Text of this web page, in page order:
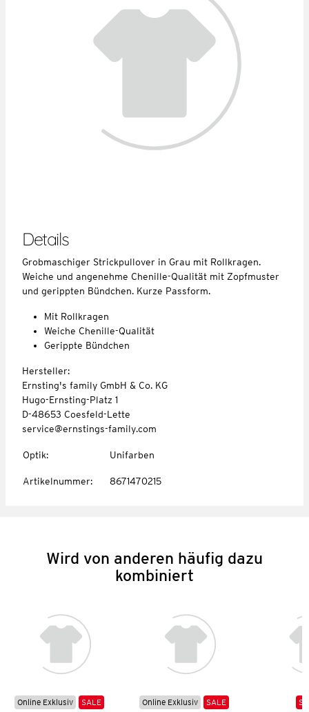
Details
Grobmaschiger Strickpullover in Grau mit Rollkragen.
Weiche und angenehme Chenille-Qualität mit Zopfmuster
und gerippten Bündchen. Kurze Passform.
Mit Rollkragen
Weiche Chenille-Qualität
Gerippte Bündchen
Hersteller:
Ernsting's family GmbH & Co. KG
Hugo-Ernsting-Platz 1
D-48653 Coesfeld-Lette
service@ernstings-family.com
Optik: Unifarben
Artikelnummer: 8671470215
Wird von anderen häufig dazu
kombiniert
Online Exklusiv
SALE
Online Exklusiv
SALE